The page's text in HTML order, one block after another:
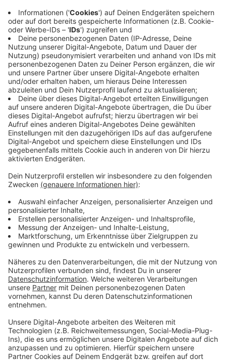
Es gibt sicherlich eine Grundgefährdung. Die fällt
aber bei Anwesenheit eines einzelnen Wolfes gar
nicht zur Gewichtung. Und die Angriffe auf
Pferde und Kühe sind selbst bei Anwesenheit
eines ganzen Rudels so gering, dass sie nicht
unter einen besonderen Schutz fallen.
Anzeige
Was tun bei einer Begegnung?
Aber was ist mit uns? Können wir dem Wolf im Wald
begegnen? Sehr unwahrscheinlich sagt der Experte,
dann sind das junge neugierige Wölfe, die uns
begegnen könnten. Dann heißt es Ruhe bewahren
Sie können sich groß machen, sie können sich
den Wolf auch anschauen. Das man den Tieren
nicht in die Augen schauen darf, ist nur ein
Märchen. Sofern sie eine Jacke anhaben, können
sie die auch ausbreiten. Und wenn sie sich unwohl